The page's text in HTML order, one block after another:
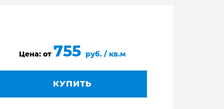
Цена: от 755руб. / кв.м
КУПИТЬ